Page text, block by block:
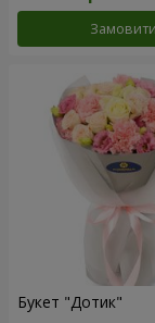
Замовити
Букет "Дотик"